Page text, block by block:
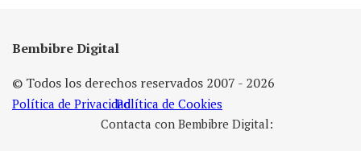
Bembibre Digital
© Todos los derechos reservados 2007 - 2026
Política de PrivacidadPolítica de Cookies
Contacta con Bembibre Digital: